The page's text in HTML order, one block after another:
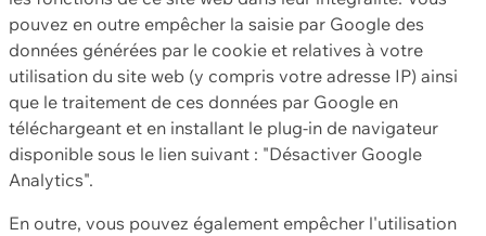
pouvez en outre empêcher la saisie par Google des
données générées par le cookie et relatives à votre
utilisation du site web (y compris votre adresse IP) ainsi
que le traitement de ces données par Google en
téléchargeant et en installant le plug-in de navigateur
disponible sous le lien suivant : "Désactiver Google
Analytics".
En outre, vous pouvez également empêcher l'utilisation